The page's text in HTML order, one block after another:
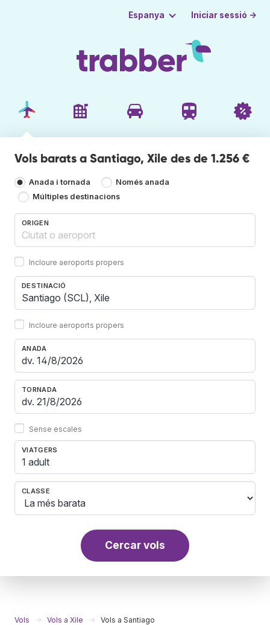
Espanya Iniciar sessió →
Vols barats a Santiago, Xile des de 1.256 €
Anada i tornada
Només anada
Múltiples destinacions
ORIGEN
Incloure aeroports propers
DESTINACIÓ
Incloure aeroports propers
ANADA
TORNADA
Sense escales
VIATGERS
1 adult
CLASSE
Cercar vols
Vols Vols a Xile Vols a Santiago